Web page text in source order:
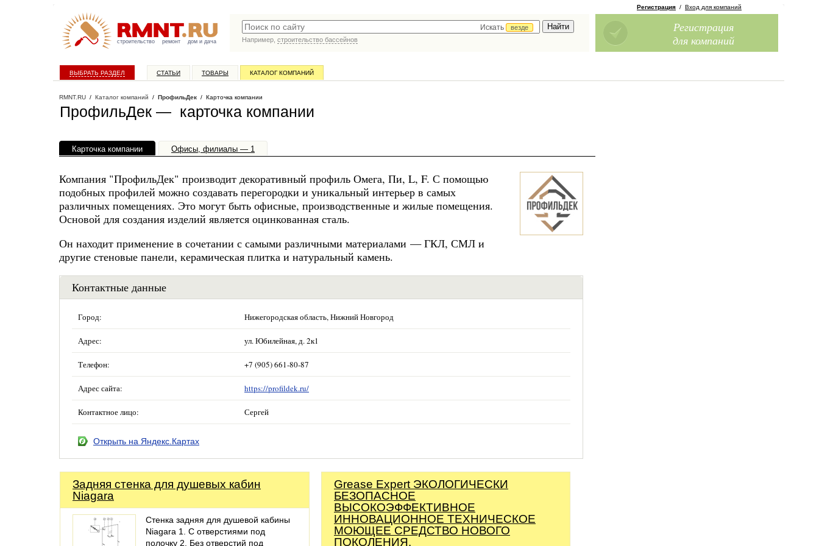
строительство ремонт дом и дача
Искать
везде
Например, строительство бассейнов
Регистрация / Вход для компаний
Регистрация
для компаний
ВЫБРАТЬ РАЗДЕЛ СТАТЬИ ТОВАРЫ КАТАЛОГ КОМПАНИЙ
RMNT.RU / Каталог компаний / ПрофильДек / Карточка компании
ПрофильДек — карточка компании
Карточка компании Офисы, филиалы — 1
Компания "ПрофильДек" производит декоративный профиль Омега, Пи, L, F. С помощью
подобных профилей можно создавать перегородки и уникальный интерьер в самых
различных помещениях. Это могут быть офисные, производственные и жилые помещения.
Основой для создания изделий является оцинкованная сталь.
Он находит применение в сочетании с самыми различными материалами — ГКЛ, СМЛ и
другие стеновые панели, керамическая плитка и натуральный камень.
Контактные данные
Город: Нижегородская область, Нижний Новгород
Адрес: ул. Юбилейная, д. 2к1
Телефон: +7 (905) 661-80-87
Адрес сайта: https://profildek.ru/
Контактное лицо: Сергей
Открыть на Яндекс.Картах
Задняя стенка для душевых кабин
Niagara
Стенка задняя для душевой кабины
Niagara 1. С отверстиями под
полочку 2. Без отверстий под
Grease Expert ЭКОЛОГИЧЕСКИ
БЕЗОПАСНОЕ
ВЫСОКОЭФФЕКТИВНОЕ
ИННОВАЦИОННОЕ ТЕХНИЧЕСКОЕ
МОЮЩЕЕ СРЕДСТВО НОВОГО
ПОКОЛЕНИЯ.